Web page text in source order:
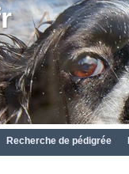
Recherche de pédigrée